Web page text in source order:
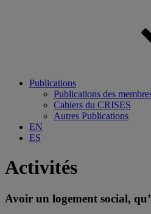
Publications
Publications des
Cahiers du CRISES
Autres Publications
EN
ES
Activités
Avoir un logement social,